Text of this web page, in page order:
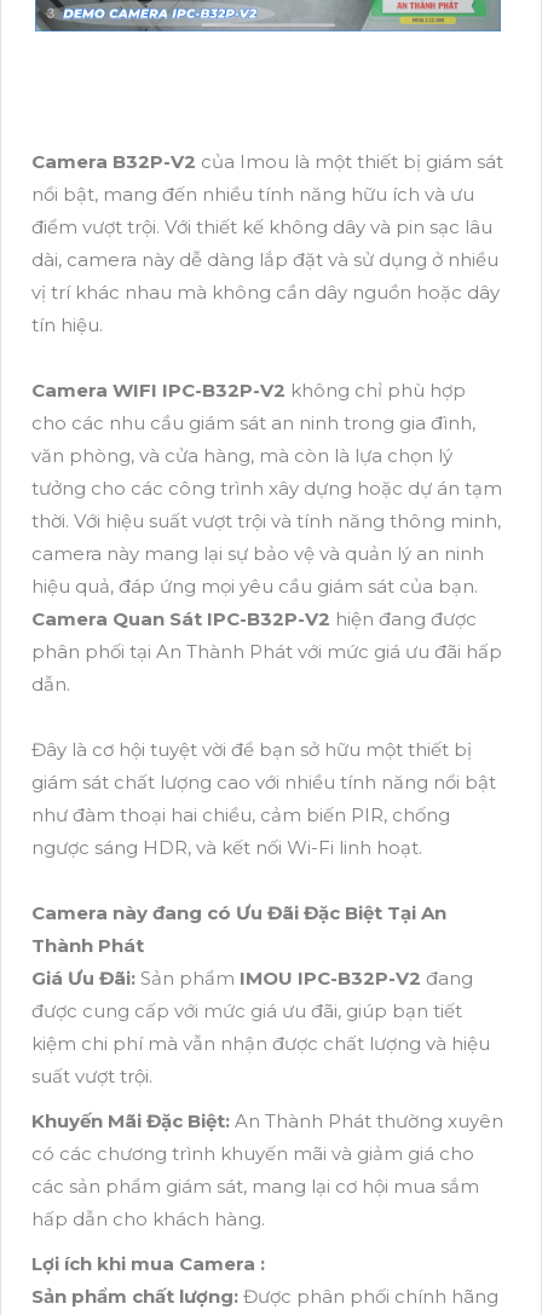
Camera B32P-V2 của Imou là một thiết bị giám sát
nổi bật, mang đến nhiều tính năng hữu ích và ưu
điểm vượt trội. Với thiết kế không dây và pin sạc lâu
dài, camera này dễ dàng lắp đặt và sử dụng ở nhiều
vị trí khác nhau mà không cần dây nguồn hoặc dây
tín hiệu.
Camera WIFI IPC-B32P-V2 không chỉ phù hợp
cho các nhu cầu giám sát an ninh trong gia đình,
văn phòng, và cửa hàng, mà còn là lựa chọn lý
tưởng cho các công trình xây dựng hoặc dự án tạm
thời. Với hiệu suất vượt trội và tính năng thông minh,
camera này mang lại sự bảo vệ và quản lý an ninh
hiệu quả, đáp ứng mọi yêu cầu giám sát của bạn.
Camera Quan Sát IPC-B32P-V2 hiện đang được
phân phối tại An Thành Phát với mức giá ưu đãi hấp
dẫn.
Đây là cơ hội tuyệt vời để bạn sở hữu một thiết bị
giám sát chất lượng cao với nhiều tính năng nổi bật
như đàm thoại hai chiều, cảm biến PIR, chống
ngược sáng HDR, và kết nối Wi-Fi linh hoạt.
Camera này đang có Ưu Đãi Đặc Biệt Tại An
Thành Phát
Giá Ưu Đãi: Sản phẩm IMOU IPC-B32P-V2 đang
được cung cấp với mức giá ưu đãi, giúp bạn tiết
kiệm chi phí mà vẫn nhận được chất lượng và hiệu
suất vượt trội.
Khuyến Mãi Đặc Biệt: An Thành Phát thường xuyên
có các chương trình khuyến mãi và giảm giá cho
các sản phẩm giám sát, mang lại cơ hội mua sắm
hấp dẫn cho khách hàng.
Lợi ích khi mua Camera :
Sản phẩm chất lượng: Được phân phối chính hãng